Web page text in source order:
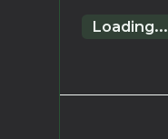
Loading...